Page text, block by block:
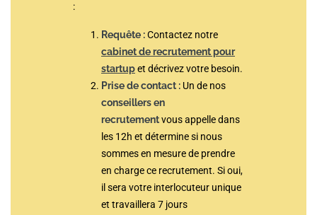
:
Requête :Contactez notre
cabinet de recrutement pour
startupet décrivez votre besoin.
Prise de contact : Un de nos
conseillers en
recrutementvous appelle dans
les 12h et détermine si nous
sommes en mesure de prendre
en charge ce recrutement. Si oui,
il sera votre interlocuteur unique
et travaillera 7 jours